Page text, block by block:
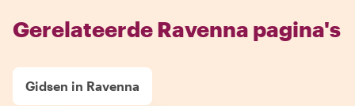
Gerelateerde Ravenna pagina's
Gidsen in Ravenna